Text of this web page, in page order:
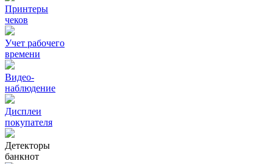
Принтеры
чеков
Учет рабочего
времени
Видео‑
наблюдение
Дисплеи
покупателя
Детекторы
банкнот